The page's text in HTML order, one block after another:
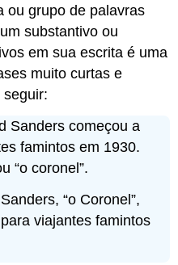
ou grupo de palavras
substantivo ou
em sua escrita é uma
muito curtas e
seguir:
Sanders começou a
famintos em 1930.
“o coronel”.
“o Coronel”,
viajantes famintos